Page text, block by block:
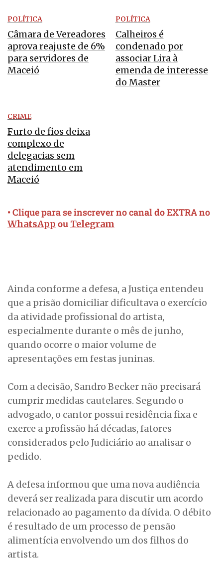
POLÍTICA
Câmara de Vereadores
aprova reajuste de 6%
para servidores de
Maceió
POLÍTICA
Calheiros é
condenado por
associar Lira à
emenda de interesse
do Master
CRIME
Furto de fios deixa
complexo de
delegacias sem
atendimento em
Maceió
• Clique para se inscrever no canal do EXTRA no
WhatsApp ou Telegram
Ainda conforme a defesa, a Justiça entendeu
que a prisão domiciliar dificultava o exercício
da atividade profissional do artista,
especialmente durante o mês de junho,
quando ocorre o maior volume de
apresentações em festas juninas.
Com a decisão, Sandro Becker não precisará
cumprir medidas cautelares. Segundo o
advogado, o cantor possui residência fixa e
exerce a profissão há décadas, fatores
considerados pelo Judiciário ao analisar o
pedido.
A defesa informou que uma nova audiência
deverá ser realizada para discutir um acordo
relacionado ao pagamento da dívida. O débito
é resultado de um processo de pensão
alimentícia envolvendo um dos filhos do
artista.